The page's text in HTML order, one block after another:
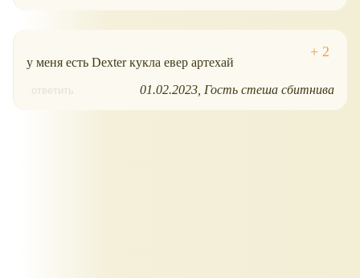
у меня есть Dexter кукла евер артехай
ответить 01.02.2023 Гость стеша сбитнива